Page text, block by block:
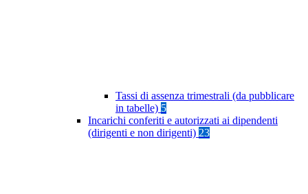
Tassi di assenza trimestrali (da pubblicare
in tabelle) 5
Incarichi conferiti e autorizzati ai dipendenti
(dirigenti e non dirigenti) 23